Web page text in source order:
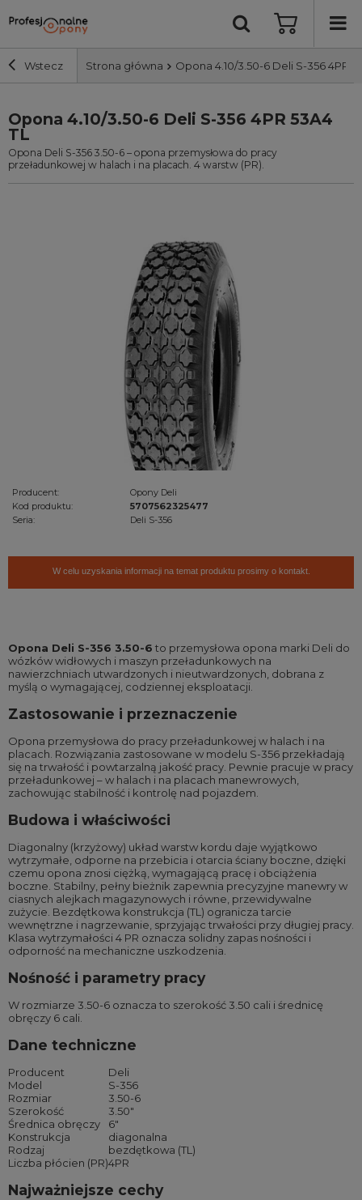
Wstecz Strona główna Opona 4.10/3.50-6 Deli S-356 4PR
Szerokość i profil
Średnica
Wyszukaj
Opona 4.10/3.50-6 Deli S-356 4PR 53A4
TL
Opona Deli S-356 3.50-6 – opona przemysłowa do pracy
przeładunkowej w halach i na placach. 4 warstw (PR).
Producent:
Opony Deli
Kod produktu:
5707562325477
Seria:
Deli S-356
W celu uzyskania informacji na temat produktu prosimy o kontakt.
Opona Deli S-356 3.50-6 to przemysłowa opona marki Deli do
wózków widłowych i maszyn przeładunkowych na
nawierzchniach utwardzonych i nieutwardzonych, dobrana z
myślą o wymagającej, codziennej eksploatacji.
Zastosowanie i przeznaczenie
Opona przemysłowa do pracy przeładunkowej w halach i na
placach. Rozwiązania zastosowane w modelu S-356 przekładają
się na trwałość i powtarzalną jakość pracy. Pewnie pracuje w pracy
przeładunkowej – w halach i na placach manewrowych,
zachowując stabilność i kontrolę nad pojazdem.
Budowa i właściwości
Diagonalny (krzyżowy) układ warstw kordu daje wyjątkowo
wytrzymałe, odporne na przebicia i otarcia ściany boczne, dzięki
czemu opona znosi ciężką, wymagającą pracę i obciążenia
boczne. Stabilny, pełny bieżnik zapewnia precyzyjne manewry w
ciasnych alejkach magazynowych i równe, przewidywalne
zużycie. Bezdętkowa konstrukcja (TL) ogranicza tarcie
wewnętrzne i nagrzewanie, sprzyjając trwałości przy długiej pracy.
Klasa wytrzymałości 4 PR oznacza solidny zapas nośności i
odporność na mechaniczne uszkodzenia.
Nośność i parametry pracy
W rozmiarze 3.50-6 oznacza to szerokość 3.50 cali i średnicę
obręczy 6 cali.
Dane techniczne
Producent
Deli
Model
S-356
Rozmiar
3.50-6
Szerokość
3.50″
Średnica obręczy
6″
Konstrukcja
diagonalna
Rodzaj
bezdętkowa (TL)
Liczba płócien (PR)4PR
Najważniejsze cechy